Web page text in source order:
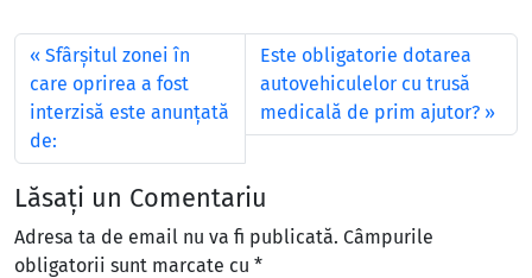
Sfârșitul zonei în
care oprirea a fost
interzisă este anunțată
de:
Este obligatorie dotarea
autovehiculelor cu trusă
medicală de prim ajutor?
Lăsați un Comentariu
Adresa ta de email nu va fi publicată. Câmpurile
obligatorii sunt marcate cu *